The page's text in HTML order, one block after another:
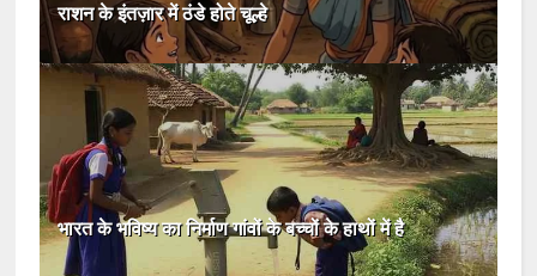
राशन के इंतज़ार में ठंडे होते चूल्हे
भारत के भविष्य का निर्माण गांवों के बच्चों के हाथों में है